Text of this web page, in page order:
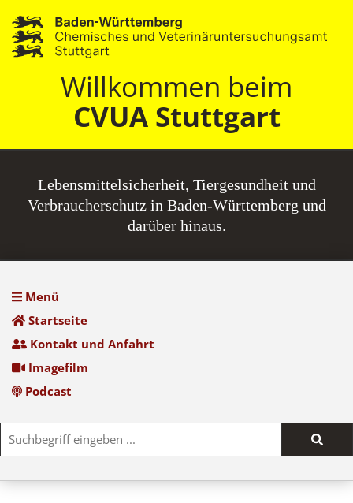
Willkommen beim
CVUA Stuttgart
Lebensmittel­sicherheit, Tiergesundheit und
Verbraucherschutz in Baden-Württemberg und
darüber hinaus.
Menü
Startseite
Kontakt und Anfahrt
Imagefilm
Podcast